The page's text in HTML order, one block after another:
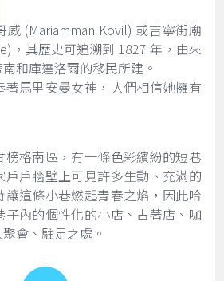
威 (Mariamman Kovil) 或吉寧街廟
，其歷史可追溯到 1827 年，由來
和庫達洛爾的移民所建。
著馬里安曼女神，人們相信她擁有
格南區，有一條色彩繽紛的短巷
戶戶牆壁上可見許多生動、充滿的
讓這條小巷燃起青春之焰，因此哈
子內的個性化的小店、古著店、咖
會、駐足之處。